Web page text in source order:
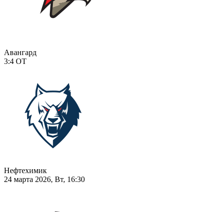
Авангард
3:4 ОТ
Нефтехимик
24 марта 2026, Вт, 16:30